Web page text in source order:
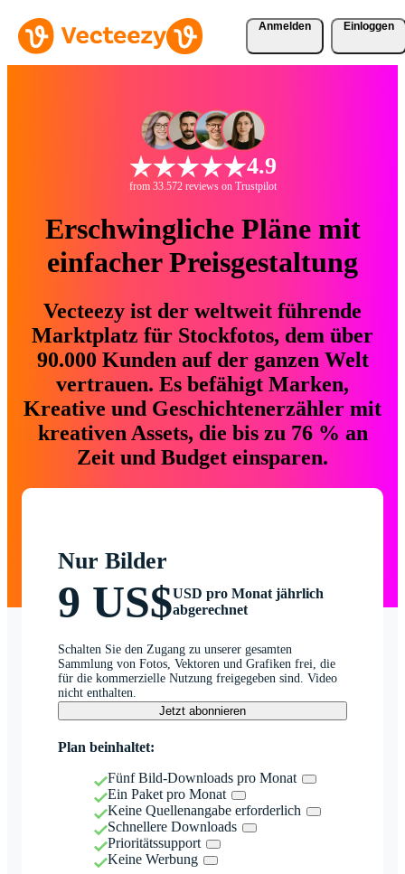
Anmelden Einloggen
4.9
from 33.572 reviews on Trustpilot
Erschwingliche Pläne mit
einfacher Preisgestaltung
Vecteezy ist der weltweit führende
Marktplatz für Stockfotos, dem über
90.000 Kunden auf der ganzen Welt
vertrauen. Es befähigt Marken,
Kreative und Geschichtenerzähler mit
kreativen Assets, die bis zu 76 % an
Zeit und Budget einsparen.
Nur Bilder
9 US$USD pro Monat jährlich
abgerechnet
Schalten Sie den Zugang zu unserer gesamten
Sammlung von Fotos, Vektoren und Grafiken frei, die
für die kommerzielle Nutzung freigegeben sind. Video
nicht enthalten.
Jetzt abonnieren
Plan beinhaltet:
Fünf Bild-Downloads pro Monat
Ein Paket pro Monat
Keine Quellenangabe erforderlich
Schnellere Downloads
Prioritätssupport
Keine Werbung